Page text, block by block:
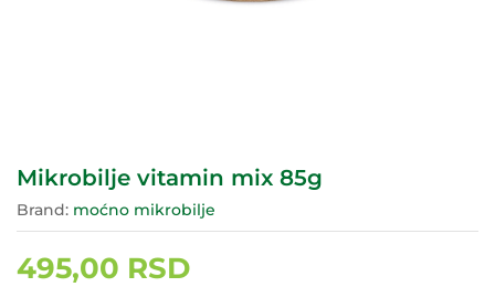
Mikrobilje vitamin mix 85g
Brand: moćno mikrobilje
495,00 RSD